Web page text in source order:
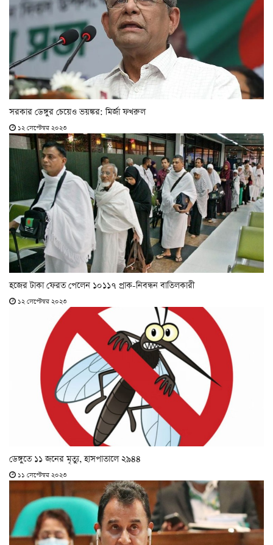
সরকার ডেঙ্গুর চেয়েও ভয়ঙ্কর: মির্জা ফখরুল
১২ সেপ্টেম্বর ২০২৩
হজের টাকা ফেরত পেলেন ১০১১৭ প্রাক-নিবন্ধন বাতিলকারী
১২ সেপ্টেম্বর ২০২৩
ডেঙ্গুতে ১১ জনের মৃত্যু, হাসপাতালে ২৯৪৪
১১ সেপ্টেম্বর ২০২৩